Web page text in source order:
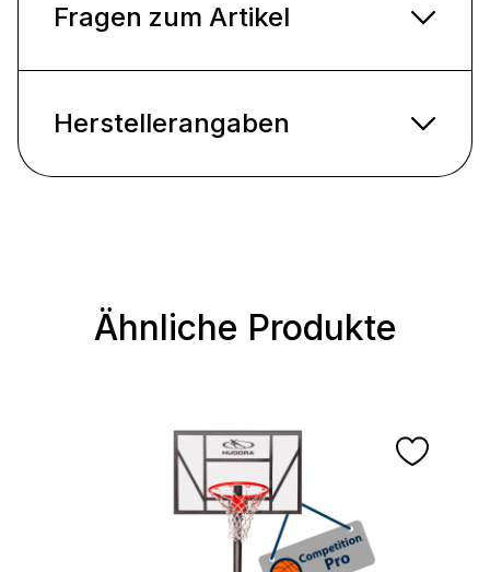
Fragen zum Artikel
Herstellerangaben
Produktgalerie überspringen
Ähnliche Produkte